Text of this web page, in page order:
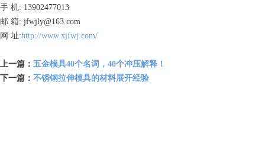
手 机: 13902477013
邮 箱: jfwjly@163.com
网 址:http://www.xjfwj.com/
上一篇： 五金模具40个名词，40个冲压解释！
下一篇： 不锈钢拉伸模具的材料展开经验